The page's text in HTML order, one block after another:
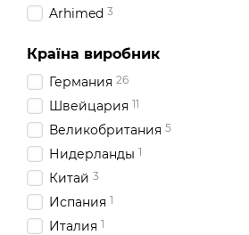
Arhimed 3
Beurer 14
Країна виробник
Германия 26
Швейцария 11
Великобритания 5
Нидерланды 1
Китай 3
Испания 1
Италия 1